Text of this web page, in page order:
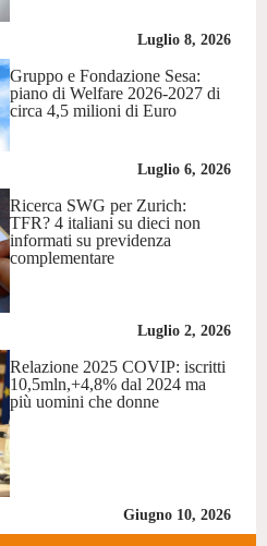
Luglio 8, 2026
Gruppo e Fondazione Sesa:
piano di Welfare 2026-2027 di
circa 4,5 milioni di Euro
Luglio 6, 2026
Ricerca SWG per Zurich:
TFR? 4 italiani su dieci non
informati su previdenza
complementare
Luglio 2, 2026
Relazione 2025 COVIP: iscritti
10,5mln,+4,8% dal 2024 ma
più uomini che donne
Giugno 10, 2026